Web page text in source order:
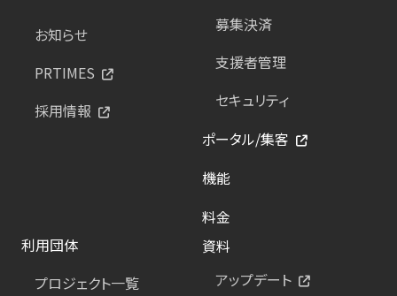
お知らせ
PRTIMES
採用情報
募集決済
支援者管理
セキュリティ
ポータル/集客
機能
料金
利用団体
プロジェクト一覧
資料
アップデート